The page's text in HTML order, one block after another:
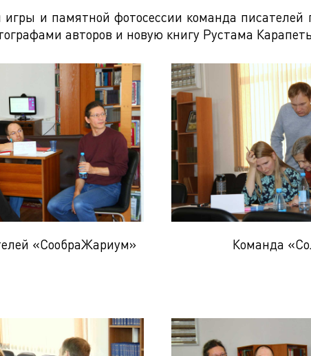
игры и памятной фотосессии команда
авторов и новую книгу Рустама
«СообраЖариум» Команда